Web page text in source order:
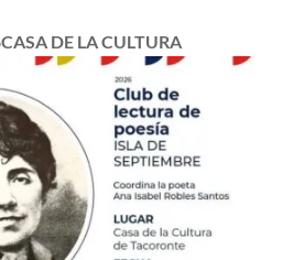
CASA DE LA CULTURA